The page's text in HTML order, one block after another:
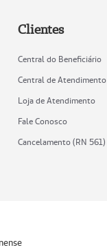
Clientes
Central do Beneficiário
Central de Atendimento
Loja de Atendimento
Fale Conosco
Cancelamento (RN 561)